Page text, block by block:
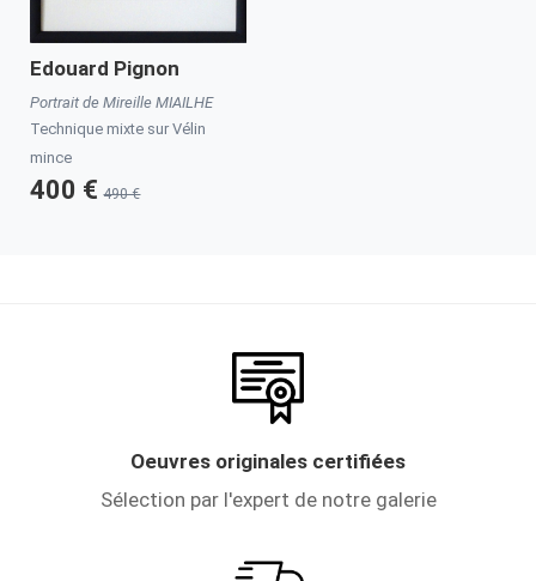
Edouard Pignon
Portrait de Mireille MIAILHE
Technique mixte sur Vélin
mince
400 € 490 €
Oeuvres originales certifiées
Sélection par l'expert de notre galerie